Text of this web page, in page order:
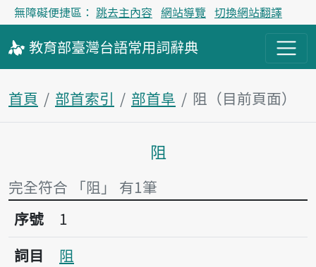
無障礙便捷區： 跳去主內容 網站導覽 切換網站翻譯
教育部臺灣台語常用詞辭典
首頁 部首索引 部首阜 阻（目前頁面）
主內容區塊
阻
完全符合 「阻」 有1筆
序號1阻
序號
1
詞目
阻